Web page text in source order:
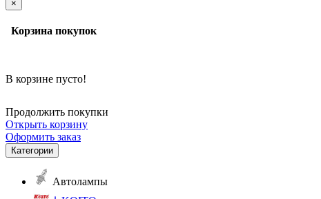
×
Корзина покупок
В корзине пусто!
Продолжить покупки
Открыть корзину
Оформить заказ
Категории
Автолампы